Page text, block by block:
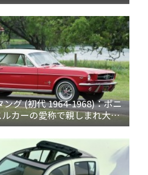
ング (初代 1964-1968)：ポニ
カーの愛称で親しまれ大ヒ